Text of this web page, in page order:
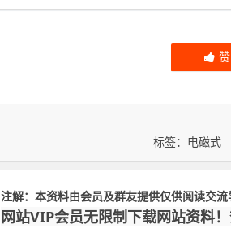
标签： 电磁式
注解：本资料由会员及群友提供仅供阅读交流
网站VIP会员无限制下载网站资料